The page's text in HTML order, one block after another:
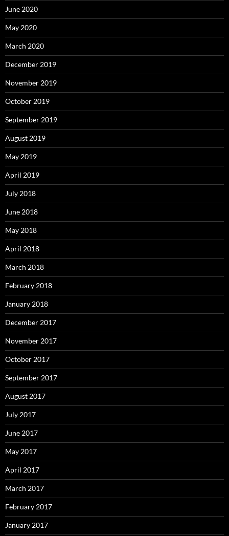
June 2020
May 2020
March 2020
December 2019
November 2019
October 2019
September 2019
August 2019
May 2019
April 2019
July 2018
June 2018
May 2018
April 2018
March 2018
February 2018
January 2018
December 2017
November 2017
October 2017
September 2017
August 2017
July 2017
June 2017
May 2017
April 2017
March 2017
February 2017
January 2017